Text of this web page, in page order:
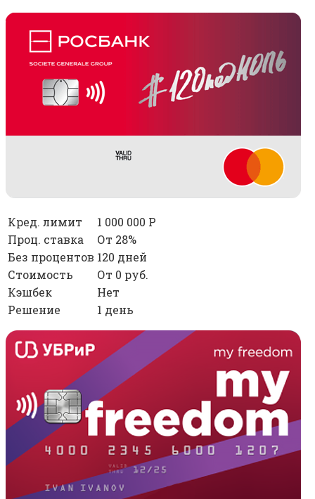
Кред. лимит
1 000 000 Р
Проц. ставка
От 28%
Без процентов 120 дней
Стоимость
От 0 руб.
Кэшбек
Нет
Решение
1 день